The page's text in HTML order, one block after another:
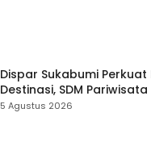
Dispar Sukabumi
Destinasi, SDM
hingga Teknik Evakuasi
5 Agustus 2026